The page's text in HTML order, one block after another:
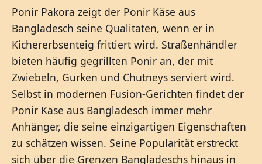
Ponir Pakora zeigt der Ponir Käse aus
Bangladesch seine Qualitäten, wenn er in
Kichererbsenteig frittiert wird. Straßenhändler
bieten häufig gegrillten Ponir an, der mit
Zwiebeln, Gurken und Chutneys serviert wird.
Selbst in modernen Fusion-Gerichten findet der
Ponir Käse aus Bangladesch immer mehr
Anhänger, die seine einzigartigen Eigenschaften
zu schätzen wissen. Seine Popularität erstreckt
sich über die Grenzen Bangladeschs hinaus in